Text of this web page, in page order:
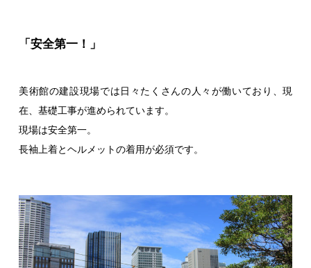
「安全第一！」
美術館の建設現場では日々たくさんの人々が働いており、現
在、基礎工事が進められています。
現場は安全第一。
長袖上着とヘルメットの着用が必須です。